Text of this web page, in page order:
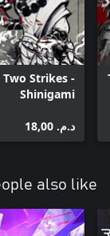
Two Strikes -
Shinigami
د.م.‏ 18,00
also like